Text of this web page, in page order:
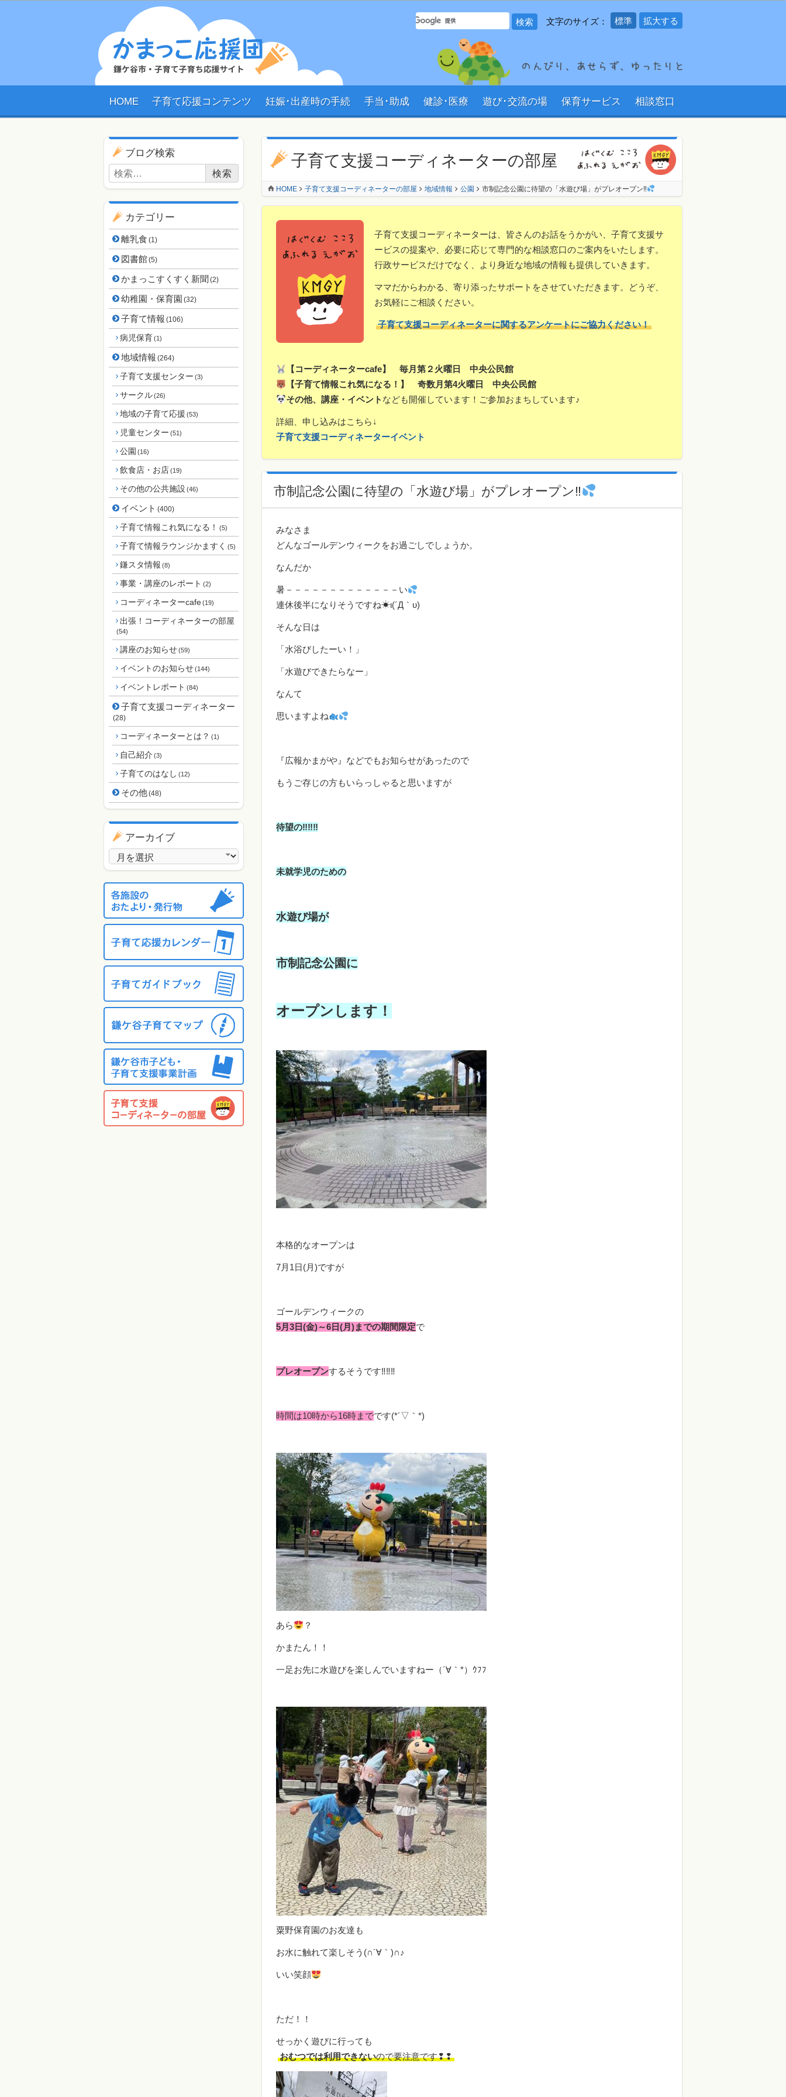
サイト内 検索フォーム 文字のサイズ： 標準 拡大する
HOME 子育て応援コンテンツ 妊娠･出産時の手続 手当･助成 健診･医療 遊び･交流の場 保育サービス 相談窓口
子育て支援コーディネーターの部屋
HOME 子育て支援コーディネーターの部屋 地域情報 公園 市制記念公園に待望の「水遊び場」がプレオープン‼
子育て支援コーディネーターは、皆さんのお話をうかがい、子育て支援サ
ービスの提案や、必要に応じて専門的な相談窓口のご案内をいたします。
行政サービスだけでなく、より身近な地域の情報も提供していきます。
ママだからわかる、寄り添ったサポートをさせていただきます。どうぞ、
お気軽にご相談ください。
子育て支援コーディネーターに関するアンケートにご協力ください！
【コーディネーターcafe】 毎月第２火曜日 中央公民館
【子育て情報これ気になる！】 奇数月第4火曜日 中央公民館
その他、講座・イベント なども開催しています！ご参加おまちしています♪
詳細、申し込みはこちら↓
子育て支援コーディネーターイベント
市制記念公園に待望の「水遊び場」がプレオープン‼
みなさま
どんなゴールデンウィークをお過ごしでしょうか。
なんだか
暑－－－－－－－－－－－－－い
連休後半になりそうですね☀ι(´Д｀υ)
そんな日は
「水浴びしたーい！」
「水遊びできたらなー」
なんて
思いますよね
『広報かまがや』などでもお知らせがあったので
もうご存じの方もいらっしゃると思いますが
待望の‼‼‼
未就学児のための
水遊び場が
市制記念公園に
オープンします！
本格的なオープンは
7月1日(月)ですが
ゴールデンウィークの
5月3日(金)～6日(月)までの期間限定で
プレオープンするそうです‼‼‼
時間は10時から16時までです(*´▽｀*)
あら ？
かまたん！！
一足お先に水遊びを楽しんでいますねー（´∀｀*）ｳﾌﾌ
粟野保育園のお友達も
お水に触れて楽しそう(∩´∀｀)∩♪
いい笑顔
ただ！！
せっかく遊びに行っても
おむつでは利用できないので要注意です❢❢
ブログ用ナビゲーション
ブログ検索
検索:
カテゴリー
離乳食 (1)
図書館(5)
かまっこすくすく新聞 (2)
幼稚園・保育園 (32)
子育て情報 (106)
病児保育(1)
地域情報 (264)
子育て支援センター (3)
サークル(26)
地域の子育て応援 (53)
児童センター (51)
公園 (16)
飲食店・お店(19)
その他の公共施設 (46)
イベント (400)
子育て情報これ気になる！ (5)
子育て情報ラウンジかますく (5)
鎌スタ情報 (8)
事業・講座のレポート (2)
コーディネーターcafe(19)
出張！コーディネーターの部屋
(54)
講座のお知らせ(59)
イベントのお知らせ(144)
イベントレポート (84)
子育て支援コーディネーター
(28)
コーディネーターとは？ (1)
自己紹介 (3)
子育てのはなし (12)
その他(48)
アーカイブ
アーカイブ